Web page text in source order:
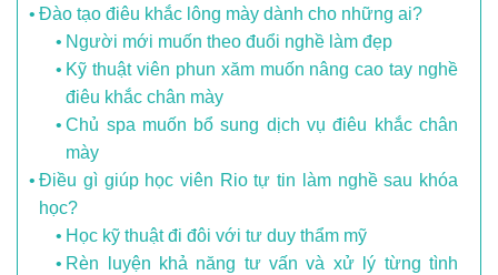
Đào tạo điêu khắc lông mày dành cho những ai?
Người mới muốn theo đuổi nghề làm đẹp
Kỹ thuật viên phun xăm muốn nâng cao tay nghề
điêu khắc chân mày
Chủ spa muốn bổ sung dịch vụ điêu khắc chân
mày
Điều gì giúp học viên Rio tự tin làm nghề sau khóa
học?
Học kỹ thuật đi đôi với tư duy thẩm mỹ
Rèn luyện khả năng tư vấn và xử lý từng tình